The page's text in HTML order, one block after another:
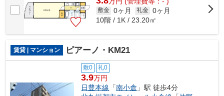
敷金 0ヶ月 礼金 0ヶ月
10階 / 1K / 23.20㎡
賃貸 | マンション ピアーノ・KM21
敷0 礼0
3.9万円
日豊本線 「南小倉 」駅 徒歩4分